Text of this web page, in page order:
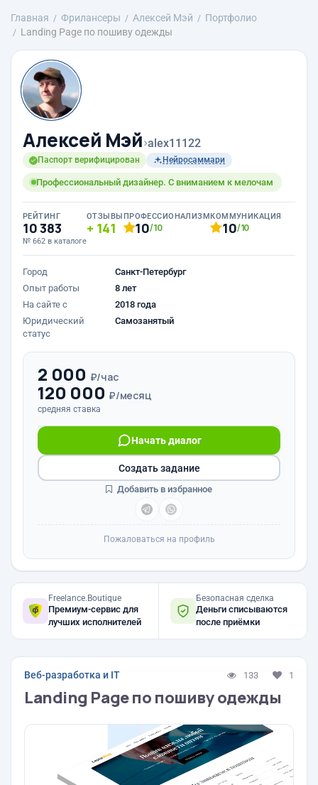
Главная Фрилансеры Алексей Мэй
Портфолио
Landing Page по пошиву одежды
Алексей Мэй›alex11122
Паспорт верифицирован Нейросаммари
Профессиональный дизайнер. С вниманием к мелочам
РЕЙТИНГ
10 383
№ 662 в каталоге
ОТЗЫВЫ
141
ПРОФЕССИОНАЛИЗМ
10/10
КОММУНИКАЦИЯ
10/10
Город
Санкт-Петербург
Опыт работы
8 лет
На сайте с
2018 года
Юридический
статус
Самозанятый
2 000 ₽/час
120 000 ₽/месяц
средняя ставка
Начать диалог
Создать задание
Добавить в избранное
Пожаловаться на профиль
Freelance.Boutique
Премиум-сервис для
лучших исполнителей
Безопасная сделка
Деньги списываются
после приёмки
Веб-разработка и IT 133 1
Landing Page по пошиву одежды